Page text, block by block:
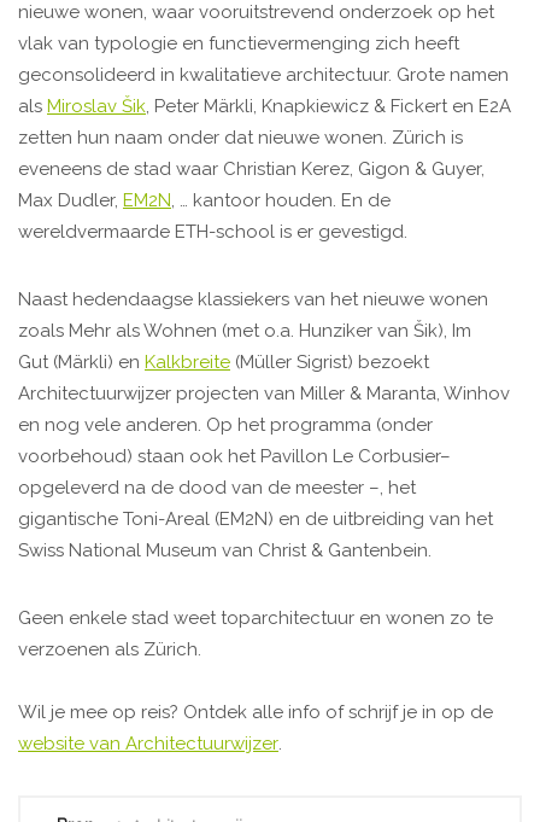
nieuwe wonen, waar vooruitstrevend onderzoek op het
vlak van typologie en functievermenging zich heeft
geconsolideerd in kwalitatieve architectuur. Grote namen
als Miroslav Šik, Peter Märkli, Knapkiewicz & Fickert en E2A
zetten hun naam onder dat nieuwe wonen. Zürich is
eveneens de stad waar Christian Kerez, Gigon & Guyer,
Max Dudler, EM2N, … kantoor houden. En de
wereldvermaarde ETH-school is er gevestigd.
Naast hedendaagse klassiekers van het nieuwe wonen
zoals Mehr als Wohnen (met o.a. Hunziker van Šik), Im
Gut (Märkli) en Kalkbreite (Müller Sigrist) bezoekt
Architectuurwijzer projecten van Miller & Maranta, Winhov
en nog vele anderen. Op het programma (onder
voorbehoud) staan ook het Pavillon Le Corbusier–
opgeleverd na de dood van de meester –, het
gigantische Toni-Areal (EM2N) en de uitbreiding van het
Swiss National Museum van Christ & Gantenbein.
Geen enkele stad weet toparchitectuur en wonen zo te
verzoenen als Zürich.
Wil je mee op reis? Ontdek alle info of schrijf je in op de
website van Architectuurwijzer.